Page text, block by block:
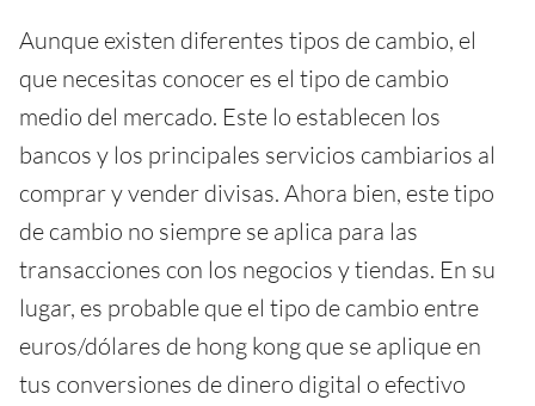
Aunque existen diferentes tipos de cambio, el
que necesitas conocer es el tipo de cambio
medio del mercado. Este lo establecen los
bancos y los principales servicios cambiarios al
comprar y vender divisas. Ahora bien, este tipo
de cambio no siempre se aplica para las
transacciones con los negocios y tiendas. En su
lugar, es probable que el tipo de cambio entre
euros/dólares de hong kong que se aplique en
tus conversiones de dinero digital o efectivo